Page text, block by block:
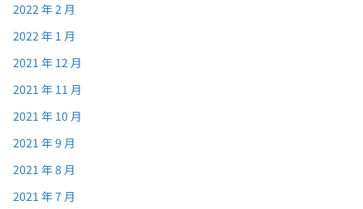
2022 年 2 月
2022 年 1 月
2021 年 12 月
2021 年 11 月
2021 年 10 月
2021 年 9 月
2021 年 8 月
2021 年 7 月